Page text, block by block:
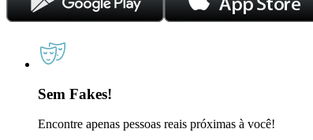
Sem Fakes!
Encontre apenas pessoas reais próximas à você!